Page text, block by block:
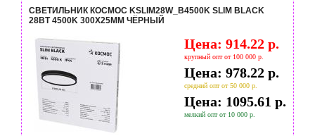
СВЕТИЛЬНИК КОСМОС KSLIM28W_B4500K SLIM BLACK
28ВТ 4500K 300Х25ММ ЧЁРНЫЙ
Цена: 914.22 р.
крупный опт от 100 000 р.
Цена: 978.22 р.
средний опт от 50 000 р.
Цена: 1095.61 р.
мелкий опт от 10 000 р.